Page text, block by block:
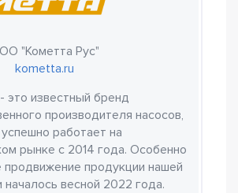
"Кометта Рус"
kometta.ru
это известный бренд
производителя насосов,
работает на
рынке с 2014 года. Особенно
продвижение продукции нашей
началось весной 2022 года.